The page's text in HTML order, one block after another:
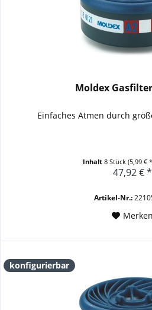
Moldex
Einfaches Atmen durch
Inhalt8 Stück(5,99 €
47,92 € *
Artikel-Nr.:
Merken
konfigurierbar